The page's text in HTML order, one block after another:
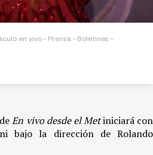
en vivo Prensa
Boletines
En vivo desde el Metiniciará con
bajo la dirección de Rolando